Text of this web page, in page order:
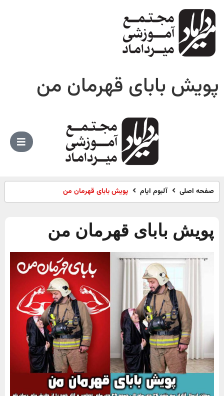
پویش بابای قهرمان من
صفحه اصلی آلبوم ایام پویش بابای قهرمان من
پویش بابای قهرمان من